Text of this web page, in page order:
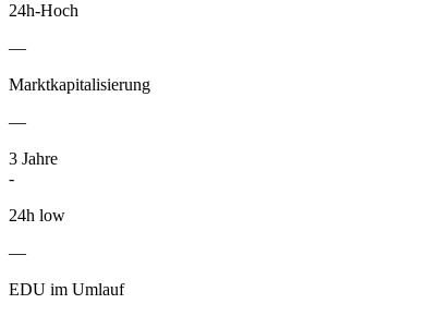
24h-Hoch
—
Marktkapitalisierung
—
3 Jahre
-
24h low
—
EDU im Umlauf